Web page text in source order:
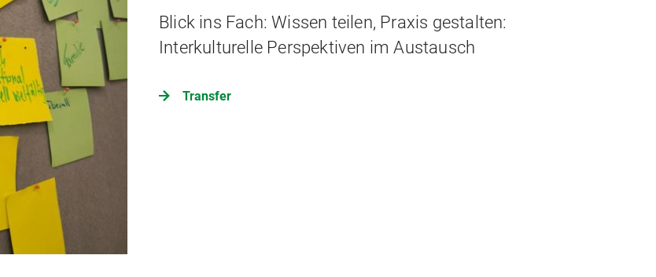
Blick ins Fach: Wissen teilen, Praxis gestalten:
Interkulturelle Perspektiven im Austausch
Transfer